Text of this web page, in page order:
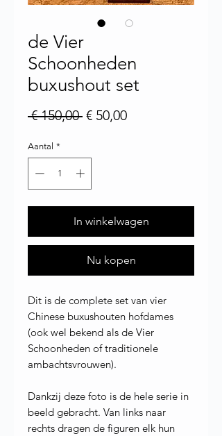
de Vier
Schoonheden
buxushout set
€ 150,00 Normale prijs
€ 50,00Verkoopprijs
Aantal *
In winkelwagen
Nu kopen
Dit is de complete set van vier
Chinese buxushouten hofdames
(ook wel bekend als de Vier
Schoonheden of traditionele
ambachtsvrouwen).
Dankzij deze foto is de hele serie in
beeld gebracht. Van links naar
rechts dragen de figuren elk hun